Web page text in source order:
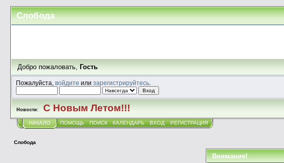
Слобода
Добро пожаловать,Гость
Пожалуйста,войдите илизарегистрируйтесь
Новости: С Новым Летом!!!
НАЧАЛО ПОМОЩЬ ПОИСК КАЛЕНДАРЬ ВХОД РЕГИСТРАЦИЯ
Слобода
Внимание!